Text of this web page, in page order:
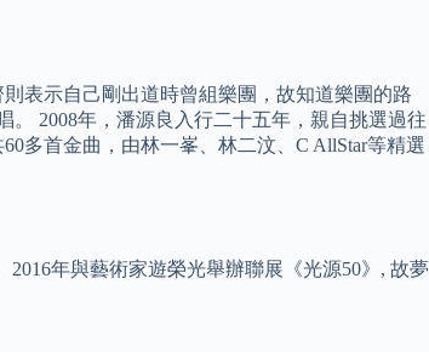
表示自己剛出道時曾組樂團，故知道樂團的路
。 2008年，潘源良入行二十五年，親自挑選過往
多首金曲，由林一峯、林二汶、C AllStar等精選
年與藝術家遊榮光舉辦聯展《光源50》, 故夢